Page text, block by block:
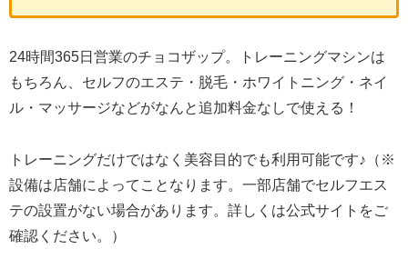
24時間365日営業のチョコザップ。トレーニングマシンは
もちろん、セルフのエステ・脱毛・ホワイトニング・ネイ
ル・マッサージなどがなんと追加料金なしで使える！
トレーニングだけではなく美容目的でも利用可能です♪（※
設備は店舗によってことなります。一部店舗でセルフエス
テの設置がない場合があります。詳しくは公式サイトをご
確認ください。）